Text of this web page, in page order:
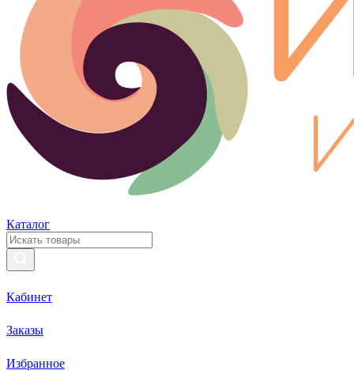
Каталог
Кабинет
Заказы
Избранное